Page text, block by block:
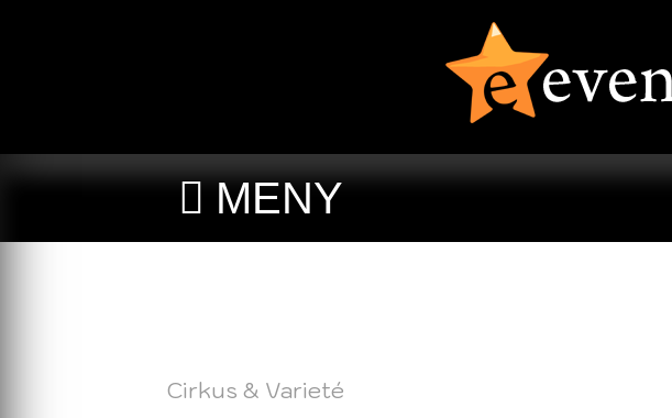
MENY
Cirkus & Varieté